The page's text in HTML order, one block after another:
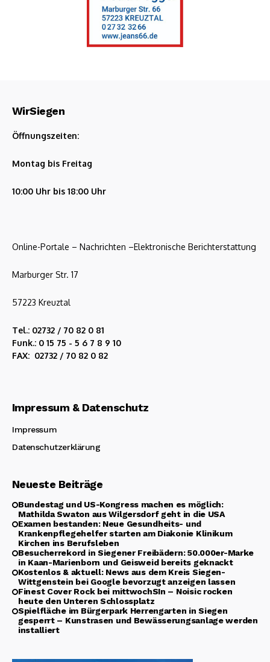
WirSiegen
Öffnungszeiten:
Montag bis Freitag
10:00 Uhr bis 18:00 Uhr
Online-Portale – Nachrichten –Elektronische Berichterstattung
Marburger Str. 17
57223 Kreuztal
Tel.: 02732 / 70 82 0 81
Funk.: 0 15 75 - 5 6 7 8 9 10
FAX: 02732 / 70 82 0 82
Impressum & Datenschutz
Impressum
Datenschutzerklärung
Neueste Beiträge
Bundestag und US-Kongress machen es möglich:
Mathilda Swaton aus Wilgersdorf geht in die USA
Examen bestanden: Neue Gesundheits- und
Krankenpflegehelfer starten am Diakonie Klinikum
Kirchen ins Berufsleben
Besucherrekord in Siegener Freibädern: 50.000er-Marke
in Kaan-Marienborn und Geisweid bereits geknackt
Kostenlos & aktuell: News aus dem Kreis Siegen-
Wittgenstein bei Google bevorzugt anzeigen lassen
Finest Cover Rock bei mittwochSIn – Noisic rocken
heute den Unteren Schlossplatz
Spielfläche im Bürgerpark Herrengarten in Siegen
gesperrt – Kunstrasen und Bewässerungsanlage werden
installiert